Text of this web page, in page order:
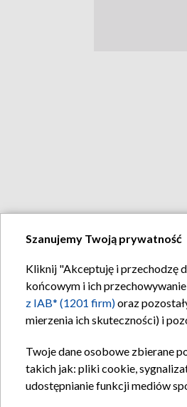
Szanujemy Twoją prywatność
Kliknij "Akceptuję i przechodzę
końcowym i ich
z IAB* (1201 firm)oraz
mierzenia ich skuteczności) i
Twoje dane osobowe zbierane
takich jak: pliki cookie,
udostępnianie funkcji mediów